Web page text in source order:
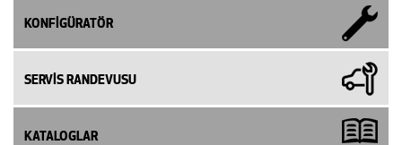
KONFİGÜRATÖR
SERVİS RANDEVUSU
KATALOGLAR